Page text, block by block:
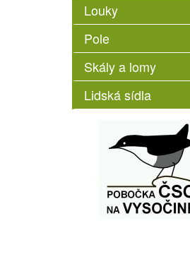
Louky
Pole
Skály a lomy
Lidská sídla